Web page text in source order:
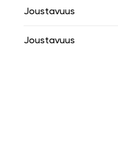
Joustavuus
Joustavuus